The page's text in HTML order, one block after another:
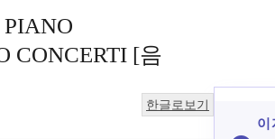
CONCERTI [음
한글로보기
이